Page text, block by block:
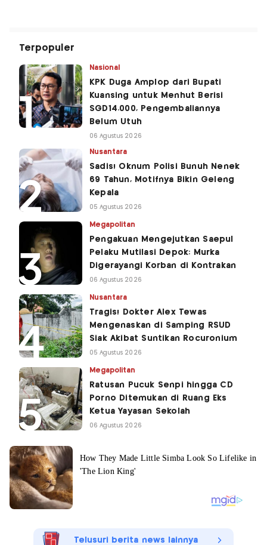
Terpopuler
Nasional
KPK Duga Amplop dari Bupati
Kuansing untuk Menhut Berisi
SGD14.000, Pengembaliannya
Belum Utuh
06 Agustus 2026
Nusantara
Sadis! Oknum Polisi Bunuh Nenek
69 Tahun, Motifnya Bikin Geleng
Kepala
05 Agustus 2026
Megapolitan
Pengakuan Mengejutkan Saepul
Pelaku Mutilasi Depok: Murka
Digerayangi Korban di Kontrakan
06 Agustus 2026
Nusantara
Tragis! Dokter Alex Tewas
Mengenaskan di Samping RSUD
Siak Akibat Suntikan Rocuronium
05 Agustus 2026
Megapolitan
Ratusan Pucuk Senpi hingga CD
Porno Ditemukan di Ruang Eks
Ketua Yayasan Sekolah
06 Agustus 2026
Telusuri berita news lainnya